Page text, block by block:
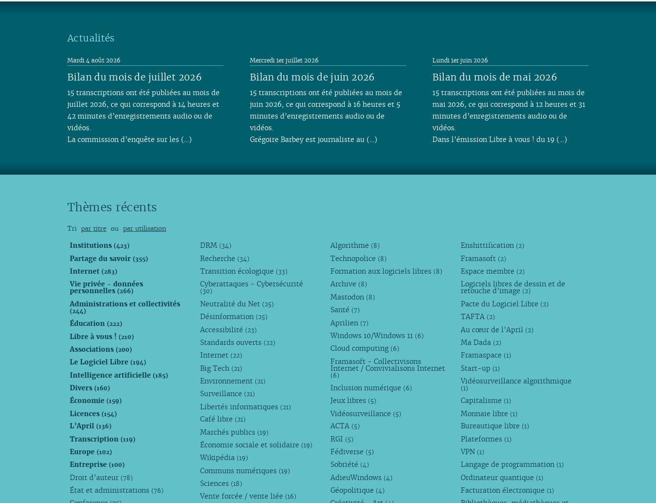
Actualités
Bilan du mois de juillet 2026
Mardi 4 août 2026
15 transcriptions ont été publiées au mois de
juillet 2026, ce qui correspond à 14 heures et
42 minutes d’enregistrements audio ou de
vidéos.
La commission d’enquête sur les (…)
Bilan du mois de juin 2026
Mercredi 1er juillet 2026
15 transcriptions ont été publiées au mois de
juin 2026, ce qui correspond à 16 heures et 5
minutes d’enregistrements audio ou de
vidéos.
Grégoire Barbey est journaliste au (…)
Bilan du mois de mai 2026
Lundi 1er juin 2026
15 transcriptions ont été publiées au mois de
mai 2026, ce qui correspond à 12 heures et 31
minutes d’enregistrements audio ou de
vidéos.
Dans l’émission Libre à vous ! du 19 (…)
Thèmes récents
Tri par titre ou par utilisation
Institutions(423)
Partage du savoir(355)
Internet(283)
Vie privée - données
personnelles(266)
Administrations et collectivités
(244)
Éducation(222)
Libre à vous !(210)
Associations(200)
Le Logiciel Libre(194)
Intelligence artificielle(185)
Divers(160)
Économie(159)
Licences(154)
L’April(136)
Transcription(119)
Europe(102)
Entreprise(100)
Droit d’auteur (78)
État et administrations (76)
DRM (34)
Recherche (34)
Transition écologique (33)
Cyberattaques - Cybersécurité
(30)
Neutralité du Net (25)
Désinformation (25)
Accessibilité (23)
Standards ouverts (22)
Internet (22)
Big Tech (21)
Environnement (21)
Surveillance (21)
Libertés informatiques (21)
Café libre (21)
Marchés publics (19)
Économie sociale et solidaire (19)
Wikipédia (19)
Communs numériques (19)
Sciences (18)
Vente forcée / vente liée (16)
Algorithme (8)
Technopolice (8)
Formation aux logiciels libres (8)
Archive (8)
Mastodon (8)
Santé (7)
Aprilien (7)
Windows 10/Windows 11 (6)
Cloud computing (6)
Framasoft - Collectivisons
Internet / Convivialisons Internet
(6)
Inclusion numérique (6)
Jeux libres (5)
Vidéosurveillance (5)
ACTA (5)
RGI (5)
Fédiverse (5)
Sobriété (4)
AdieuWindows (4)
Géopolitique (4)
Enshittification (2)
Framasoft (2)
Espace membre (2)
Logiciels libres de dessin et de
retouche d’image (2)
Pacte du Logiciel Libre (2)
TAFTA (2)
Au cœur de l’April (2)
Ma Dada (2)
Framaspace (1)
Start-up (1)
Vidéosurveillance algorithmique
(1)
Capitalisme (1)
Monnaie libre (1)
Bureautique libre (1)
Plateformes (1)
VPN (1)
Langage de programmation (1)
Ordinateur quantique (1)
Facturation électronique (1)